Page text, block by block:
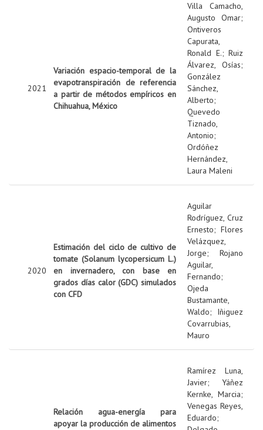
2021
Variación espacio-temporal de la
evapotranspiración de referencia
a partir de métodos empíricos en
Chihuahua, México
Villa Camacho,
Augusto Omar;
Ontiveros
Capurata,
Ronald E.; Ruiz
Álvarez, Osías;
González
Sánchez,
Alberto;
Quevedo
Tiznado,
Antonio;
Ordóñez
Hernández,
Laura Maleni
2020
Estimación del ciclo de cultivo de
tomate (Solanum lycopersicum L.)
en invernadero, con base en
grados días calor (GDC) simulados
con CFD
Aguilar
Rodríguez, Cruz
Ernesto; Flores
Velázquez,
Jorge; Rojano
Aguilar,
Fernando;
Ojeda
Bustamante,
Waldo; Iñiguez
Covarrubias,
Mauro
Relación agua-energía para
apoyar la producción de alimentos
Ramírez Luna,
Javier; Yáñez
Kernke, Marcia;
Venegas Reyes,
Eduardo;